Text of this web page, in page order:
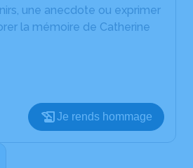
une anecdote ou exprimer
la mémoire de Catherine
Je rends hommage